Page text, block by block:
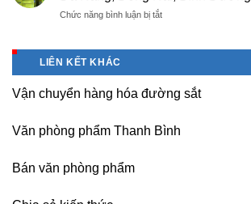
Bài
Nội
uy
nghề
A
Chức năng bình luận bị tắtở
Nitto
tại
TP
LIÊN KẾT KHÁC
Vận chuyển hàng hóa đường sắt
Văn phòng phẩm Thanh Bình
Bán văn phòng phẩm